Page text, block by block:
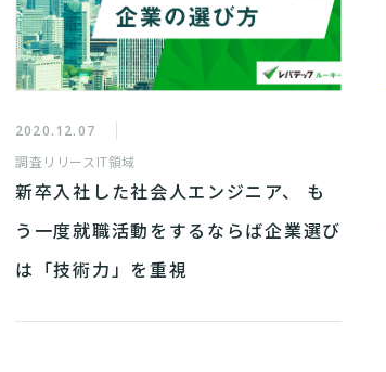
2020.12.07
調査リリース IT領域
新卒入社した社会人エンジニア、 も
う一度就職活動をするならば企業選び
は「技術力」を重視